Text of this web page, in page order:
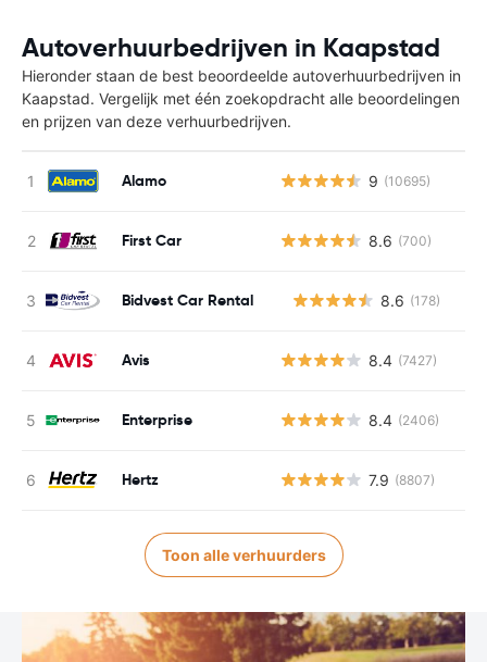
Autoverhuurbedrijven in Kaapstad
Hieronder staan de best beoordeelde autoverhuurbedrijven in
Kaapstad. Vergelijk met één zoekopdracht alle beoordelingen
en prijzen van deze verhuurbedrijven.
Alamo 9 (10695)
First Car 8.6 (700)
Bidvest Car Rental 8.6 (178)
Avis 8.4 (7427)
Enterprise 8.4 (2406)
Hertz 7.9 (8807)
Toon alle verhuurders